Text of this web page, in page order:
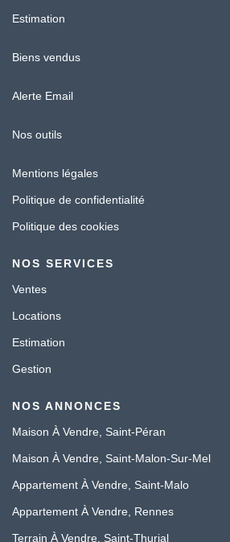
Estimation
Biens vendus
Alerte Email
Nos outils
Mentions légales
Politique de confidentialité
Politique des cookies
NOS SERVICES
Ventes
Locations
Estimation
Gestion
NOS ANNONCES
Maison À Vendre, Saint-Péran
Maison À Vendre, Saint-Malon-Sur-Mel
Appartement À Vendre, Saint-Malo
Appartement À Vendre, Rennes
Terrain À Vendre, Saint-Thurial